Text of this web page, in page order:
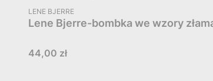
PRODUCENT
LENE BJERRE
Lene Bjerre-bombka we wzory
Cena
44,00 zł